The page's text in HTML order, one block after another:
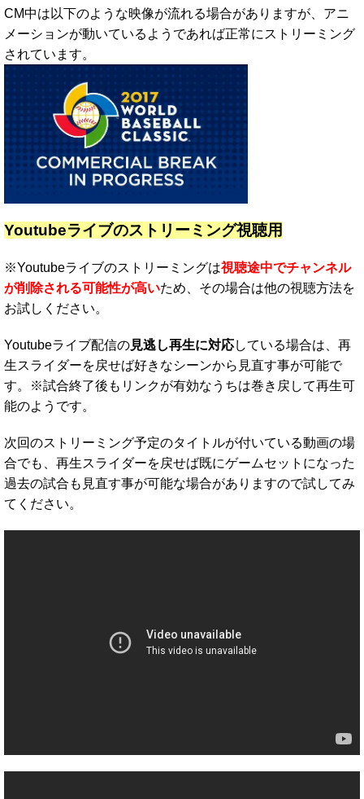
CM中は以下のような映像が流れる場合がありますが、アニ
メーションが動いているようであれば正常にストリーミング
されています。
Youtubeライブのストリーミング視聴用
※Youtubeライブのストリーミングは視聴途中でチャンネル
が削除される可能性が高いため、その場合は他の視聴方法を
お試しください。
Youtubeライブ配信の見逃し再生に対応している場合は、再
生スライダーを戻せば好きなシーンから見直す事が可能で
す。※試合終了後もリンクが有効なうちは巻き戻して再生可
能のようです。
次回のストリーミング予定のタイトルが付いている動画の場
合でも、再生スライダーを戻せば既にゲームセットになった
過去の試合も見直す事が可能な場合がありますので試してみ
てください。